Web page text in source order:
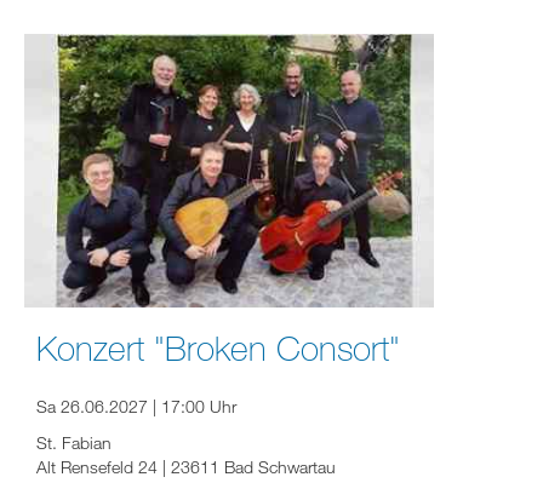
Konzert "Broken Consort"
Sa 26.06.2027 | 17:00 Uhr
St. Fabian
Alt Rensefeld 24 | 23611 Bad Schwartau